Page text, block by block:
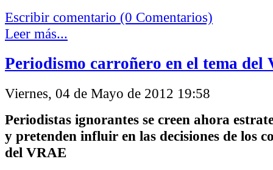
Escribir comentario (0 Comentarios)
Leer más...
Periodismo carroñero en el tema del
Viernes, 04 de Mayo de 2012 19:58
Periodistas ignorantes se creen ahora
y pretenden influir en las decisiones de los
del VRAE